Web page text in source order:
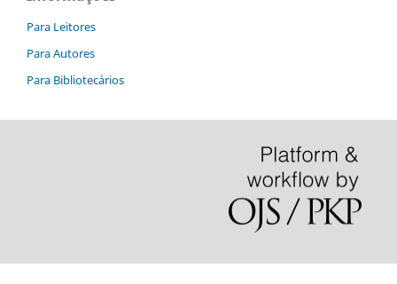
Para Leitores
Para Autores
Para Bibliotecários